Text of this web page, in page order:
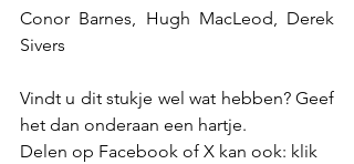
Conor Barnes, Hugh MacLeod, Derek
Sivers
Vindt u dit stukje wel wat hebben? Geef
het dan onderaan een hartje.
Delen op Facebook of X kan ook: klik